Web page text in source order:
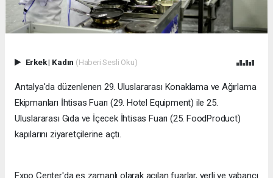
Erkek| Kadın (Haberi Sesli Oku)
​Antalya'da düzenlenen 29. Uluslararası Konaklama ve Ağırlama
Ekipmanları İhtisas Fuarı (29. Hotel Equipment) ile 25.
Uluslararası Gıda ve İçecek İhtisas Fuarı (25. FoodProduct)
kapılarını ziyaretçilerine açtı.
Expo Center'da eş zamanlı olarak açılan fuarlar, yerli ve yabancı